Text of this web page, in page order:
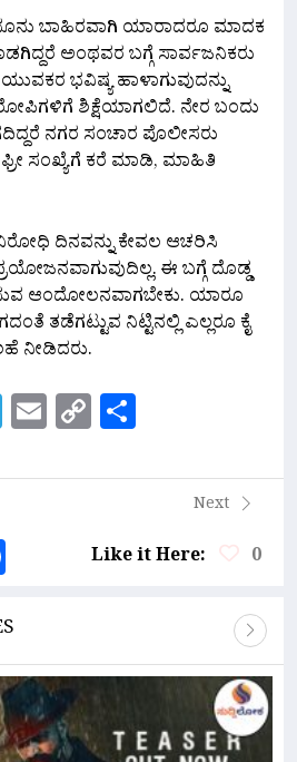
ಬಾಹಿರವಾಗಿ ಯಾರಾದರೂ ಮಾದಕ
ಅಂಥವರ ಬಗ್ಗೆ ಸಾರ್ವಜನಿಕರು
ಭವಿಷ್ಯ ಹಾಳಾಗುವುದನ್ನು
ಶಿಕ್ಷೆಯಾಗಲಿದೆ. ನೇರ ಬಂದು
ನಗರ ಸಂಚಾರ ಪೊಲೀಸರು
ಸಂಖ್ಯೆಗೆ ಕರೆ ಮಾಡಿ, ಮಾಹಿತಿ
ದಿನವನ್ನು ಕೇವಲ ಆಚರಿಸಿ
ಈ ಬಗ್ಗೆ ದೊಡ್ಡ
ಆಂದೋಲನವಾಗಬೇಕು. ಯಾರೂ
ತಡೆಗಟ್ಟುವ ನಿಟ್ಟಿನಲ್ಲಿ ಎಲ್ಲರೂ ಕೈ
ನೀಡಿದರು.
Telegram
Email
Copy
Link
Next
Like it Here: 0